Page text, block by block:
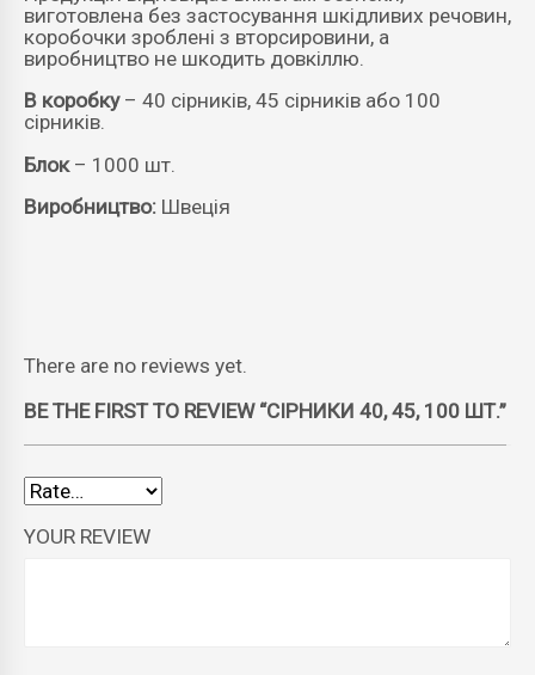
виготовлена без застосування шкідливих речовин,
коробочки зроблені з вторсировини, а
виробництво не шкодить довкіллю.
В коробку – 40 сірників, 45 сірників або 100
сірників.
Блок– 1000 шт.
Виробництво: Швеція
There are no reviews yet.
BE THE FIRST TO REVIEW “СІРНИКИ 40, 45, 100 ШТ.”
YOUR REVIEW